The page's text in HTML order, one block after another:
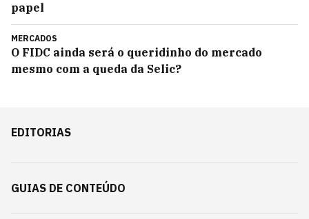
papel
MERCADOS
O FIDC ainda será o queridinho do mercado
mesmo com a queda da Selic?
EDITORIAS
GUIAS DE CONTEÚDO